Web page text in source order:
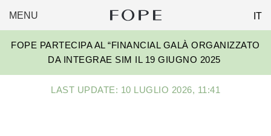
MENU
FOPE
GROUP
IT
FOPE PARTECIPA AL “FINANCIAL GALÀ ORGANIZZATO
DA INTEGRAE SIM IL 19 GIUGNO 2025
LAST UPDATE: 10 LUGLIO 2026, 11:41